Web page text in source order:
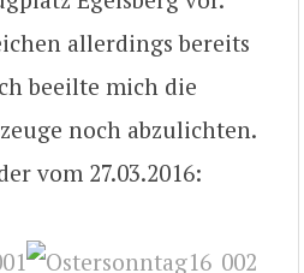
allerdings bereits
beeilte mich die
noch abzulichten.
vom 27.03.2016: